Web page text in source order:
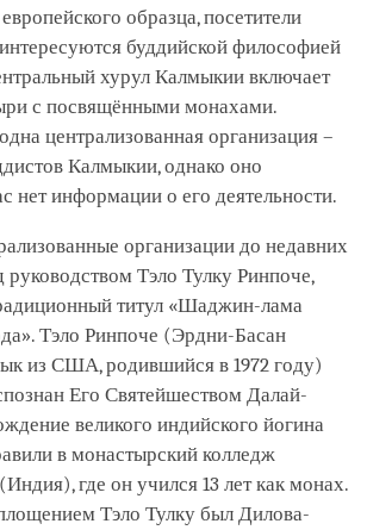
образца, посетители
буддийской философией
хурул Калмыкии включает
с посвящёнными монахами.
централизованная организация –
Калмыкии, однако оно
нет информации о его деятельности.
организации до недавних
руководством Тэло Тулку Ринпоче,
титул «Шаджин-лама
Тэло Ринпоче (Эрдни-Басан
из США, родившийся в 1972 году)
Его Святейшеством Далай-
великого индийского йогина
в монастырский колледж
где он учился 13 лет как монах.
Тэло Тулку был Дилова-